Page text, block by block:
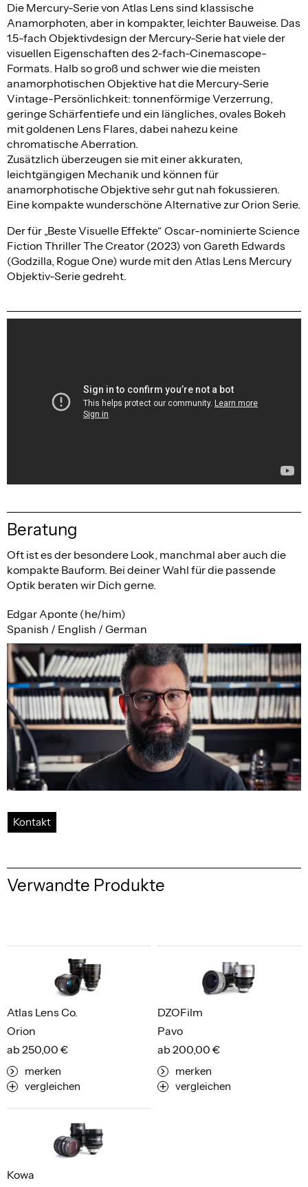
Die Mercury-Serie von Atlas Lens sind klassische
Anamorphoten, aber in kompakter, leichter Bauweise. Das
1.5-fach Objektivdesign der Mercury-Serie hat viele der
visuellen Eigenschaften des 2-fach-Cinemascope-
Formats. Halb so groß und schwer wie die meisten
anamorphotischen Objektive hat die Mercury-Serie
Vintage-Persönlichkeit: tonnenförmige Verzerrung,
geringe Schärfentiefe und ein längliches, ovales Bokeh
mit goldenen Lens Flares, dabei nahezu keine
chromatische Aberration.
Zusätzlich überzeugen sie mit einer akkuraten,
leichtgängigen Mechanik und können für
anamorphotische Objektive sehr gut nah fokussieren.
Eine kompakte wunderschöne Alternative zur Orion Serie.
Der für „Beste Visuelle Effekte“ Oscar-nominierte Science
Fiction Thriller The Creator (2023) von Gareth Edwards
(Godzilla, Rogue One) wurde mit den Atlas Lens Mercury
Objektiv-Serie gedreht.
Beratung
Oft ist es der besondere Look, manchmal aber auch die
kompakte Bauform. Bei deiner Wahl für die passende
Optik beraten wir Dich gerne.
Edgar Aponte (he/him)
Spanish / English / German
Kontakt
Verwandte Produkte
Orion
Atlas Lens Co.
ab 250,00 €
merken
vergleichen
Pavo
DZOFilm
ab 200,00 €
merken
vergleichen
Kowa